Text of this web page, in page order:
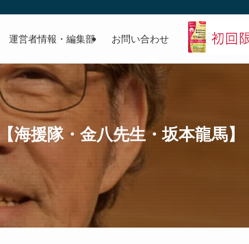
運営者情報・編集部 お問い合わせ
海援隊・金八先生・坂本龍馬